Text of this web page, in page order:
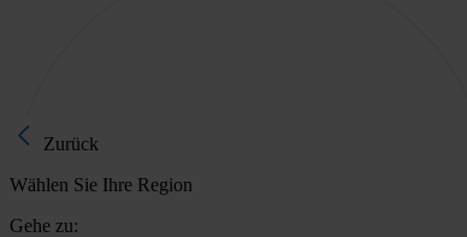
Zurück
Wählen Sie Ihre Region
Gehe zu: